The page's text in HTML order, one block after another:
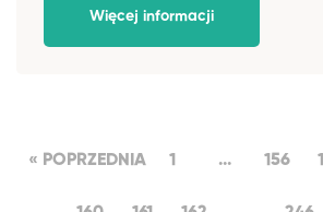
Więcej informacji
« POPRZEDNIA 1 ... 156